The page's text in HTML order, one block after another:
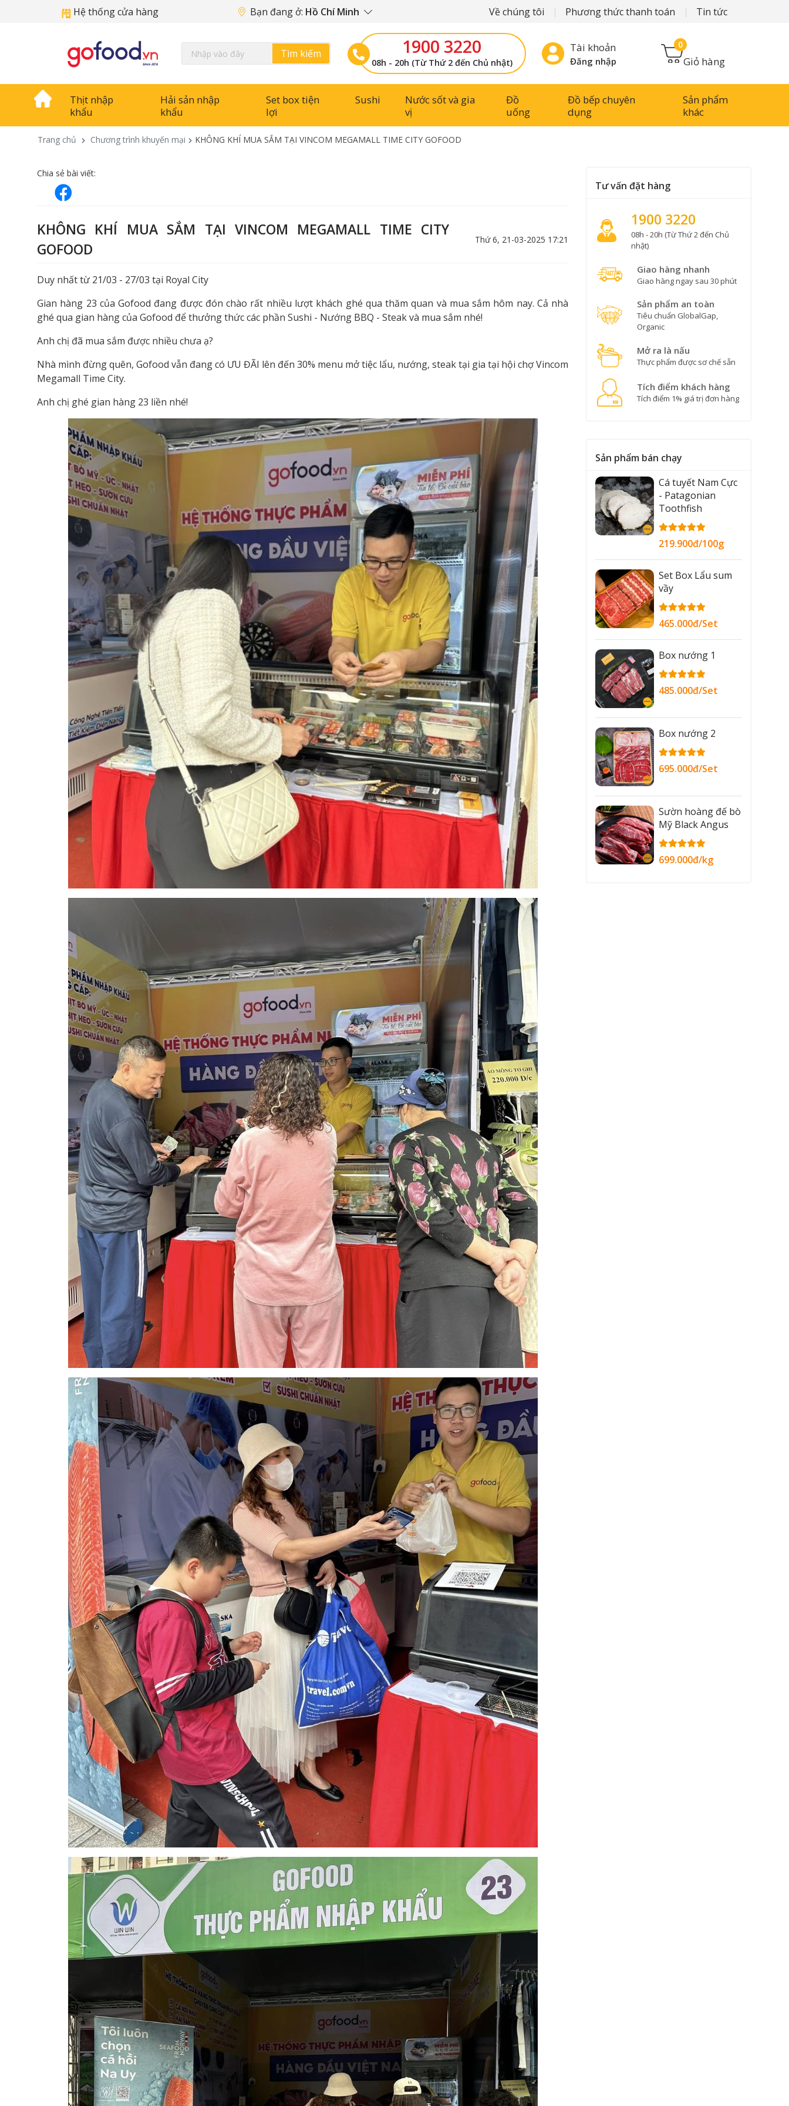
Hệ thống cửa hàng Bạn đang ở: Hồ Chí Minh Về chúng tôi Phương thức thanh toán Tin tức
Tìm kiếm 1900 3220
08h - 20h (Từ Thứ 2 đến Chủ nhật)
Tài khoản
Đăng nhập Giỏ hàng
0
Thịt nhập
khẩu
Hải sản nhập
khẩu
Set box tiện
lợi
Sushi
Nước sốt và gia
vị
Đồ
uống
Đồ bếp chuyên
dụng
Sản phẩm
khác
Trang chủ Chương trình khuyến mại KHÔNG KHÍ MUA SẮM TẠI VINCOM MEGAMALL TIME CITY GOFOOD
Chia sẻ bài viết:
KHÔNG KHÍ MUA SẮM TẠI VINCOM MEGAMALL TIME CITY
GOFOOD
Thứ 6, 21-03-2025 17:21
Duy nhất từ 21/03 - 27/03 tại Royal City
Gian hàng 23 của Gofood đang được đón chào rất nhiều lượt khách ghé qua thăm quan và mua sắm hôm nay. Cả nhà
ghé qua gian hàng của Gofood để thưởng thức các phần Sushi - Nướng BBQ - Steak và mua sắm nhé!
Anh chị đã mua sắm được nhiều chưa ạ?
Nhà mình đừng quên, Gofood vẫn đang có ƯU ĐÃI lên đến 30% menu mở tiệc lẩu, nướng, steak tại gia tại hội chợ Vincom
Megamall Time City.
Anh chị ghé gian hàng 23 liền nhé!
Tư vấn đặt hàng
1900 3220
08h - 20h (Từ Thứ 2 đến Chủ
nhật)
Giao hàng nhanh
Giao hàng ngay sau 30 phút
Sản phẩm an toàn
Tiêu chuẩn GlobalGap,
Organic
Mở ra là nấu
Thực phẩm được sơ chế sẵn
Tích điểm khách hàng
Tích điểm 1% giá trị đơn hàng
Sản phẩm bán chạy
Cá tuyết Nam Cực
- Patagonian
Toothfish
219.900đ/100g
Set Box Lẩu sum
vầy
465.000đ/Set
Box nướng 1
485.000đ/Set
Box nướng 2
695.000đ/Set
Sườn hoàng đế bò
Mỹ Black Angus
699.000đ/kg